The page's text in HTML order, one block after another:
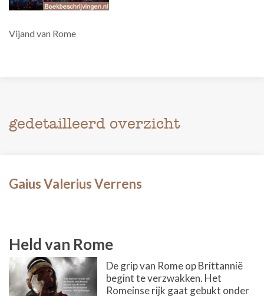
Vijand van Rome
gedetailleerd overzicht
Gaius Valerius Verrens
Held van Rome
De grip van Rome op Brittannië
begint te verzwakken. Het
Romeinse rijk gaat gebukt onder